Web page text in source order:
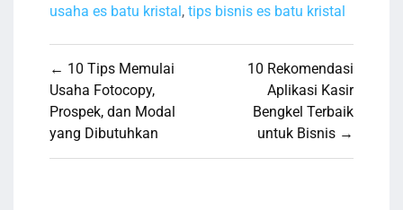
usaha es batu kristal, tips bisnis es batu kristal
Navigasi
pos
← 10 Tips Memulai
Usaha Fotocopy,
Prospek, dan Modal
yang Dibutuhkan
10 Rekomendasi
Aplikasi Kasir
Bengkel Terbaik
untuk Bisnis →